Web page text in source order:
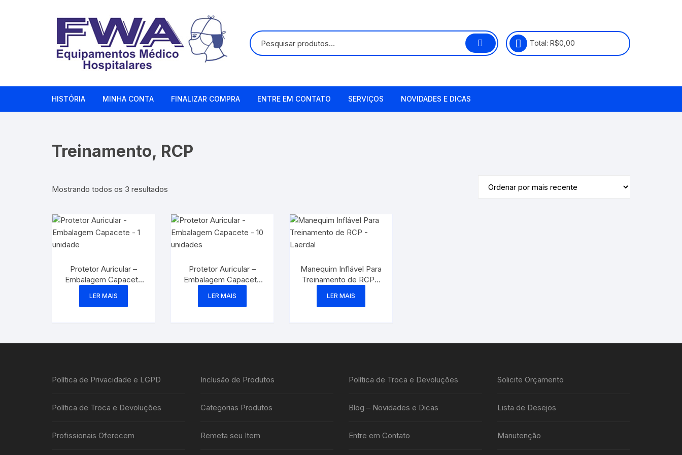
Total: R$0,00
HISTÓRIA MINHA CONTA FINALIZAR COMPRA ENTRE EM CONTATO SERVIÇOS NOVIDADES E DICAS
Treinamento, RCP
Mostrando todos os 3 resultados
mais
recente
Protetor Auricular –
Embalagem Capacete
LER MAIS
Protetor Auricular –
Embalagem Capacete
LER MAIS
Manequim Inflável Para
Treinamento de RCP –
LER MAIS
Política de Privacidade e LGPD
Política de Troca e Devoluções
Profissionais Oferecem
Inclusão de Produtos
Categorias Produtos
Remeta seu Item
Política de Troca e Devoluções
Blog – Novidades e Dicas
Entre em Contato
Solicite Orçamento
Lista de Desejos
Manutenção